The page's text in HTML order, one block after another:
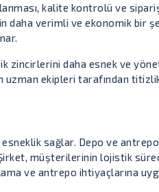
kalite kontrolü ve
verimli ve ekonomik bir
zincirlerini daha esnek ve
uzman ekipleri tarafından
sağlar. Depo ve antrepo
müşterilerinin lojistik
ve antrepo ihtiyaçlarına